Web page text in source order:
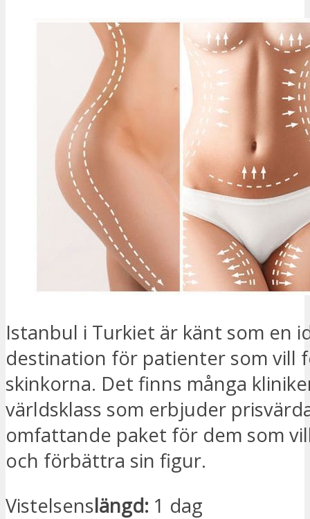
Istanbul i Turkiet är känt som en
destination för patienter som vill
skinkorna. Det finns många
världsklass som erbjuder
omfattande paket för dem som
och förbättra sin figur.
Vistelsenslängd: 1 dag